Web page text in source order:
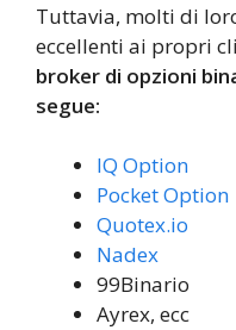
Tuttavia, molti di
eccellenti ai propri
broker di opzioni
segue:
IQ Option
Pocket Option
Quotex.io
Nadex
99Binario
Ayrex, ecc